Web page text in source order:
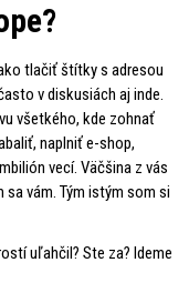
tlačiť štítky s adresou
v diskusiách aj inde.
všetkého, kde zohnať
naplniť e-shop,
vecí. Väčšina z vás
vám. Tým istým som si
uľahčil? Ste za? Ideme